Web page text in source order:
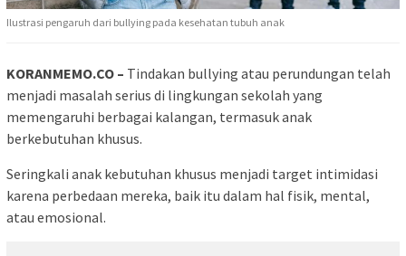
Ilustrasi pengaruh dari bullying pada kesehatan tubuh anak
KORANMEMO.CO – Tindakan bullying atau perundungan telah
menjadi masalah serius di lingkungan sekolah yang
memengaruhi berbagai kalangan, termasuk anak
berkebutuhan khusus.
Seringkali anak kebutuhan khusus menjadi target intimidasi
karena perbedaan mereka, baik itu dalam hal fisik, mental,
atau emosional.